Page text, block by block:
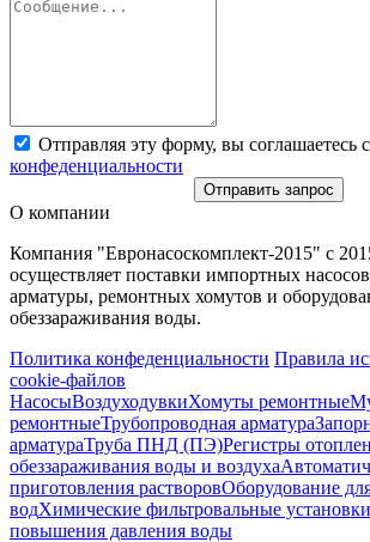
Отправляя эту форму, вы соглашаетесь с
конфеденциальности
Отправить запрос
О компании
Компания "Евронасоскомплект-2015" с
осуществляет поставки импортных
арматуры, ремонтных хомутов и
обеззараживания воды.
Политика конфеденциальности Правила
cookie-файлов
НасосыВоздуходувкиХомуты ремонтные
ремонтныеТрубопроводная арматура
арматураТруба ПНД (ПЭ)Регистры
обеззараживания воды и воздуха
приготовления растворовОборудование
водХимические фильтровальные установки
повышения давления воды